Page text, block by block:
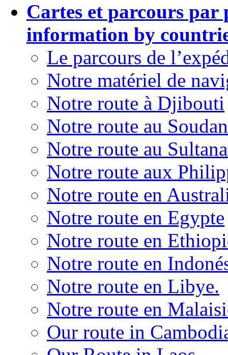
Cartes et parcours
information by
Le parcours de
Notre matériel de
Notre route à Djibouti
Notre route au Soudan
Notre route au
Notre route aux
Notre route en
Notre route en Egypte
Notre route en
Notre route en
Notre route en Libye.
Notre route en
Our route in